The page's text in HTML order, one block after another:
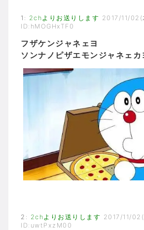
1 : 2chよりお送りします 2017/11/
ID:hMOGHxTF0
フザケンジャネェヨ
ソンナノピザエモンジャネェカ
2 : 2chよりお送りします 2017/11/
ID:uwtPxzM00